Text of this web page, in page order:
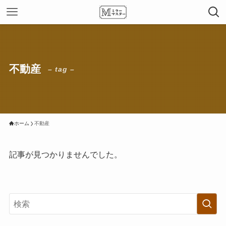
不動産 – tag –
ホーム 不動産
記事が見つかりませんでした。